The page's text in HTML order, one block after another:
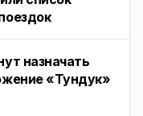
назначать
«Тундук»